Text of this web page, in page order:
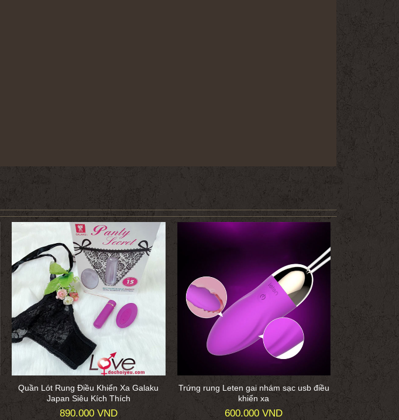
Quần Lót Rung Điều Khiển Xa Galaku
Japan Siêu Kích Thích
890.000 VND
Trứng rung Leten gai nhám sạc usb điều
khiển xa
600.000 VND